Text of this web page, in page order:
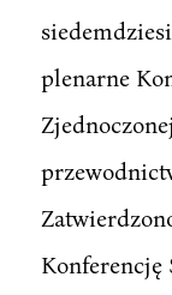
plenarne
Konferencję